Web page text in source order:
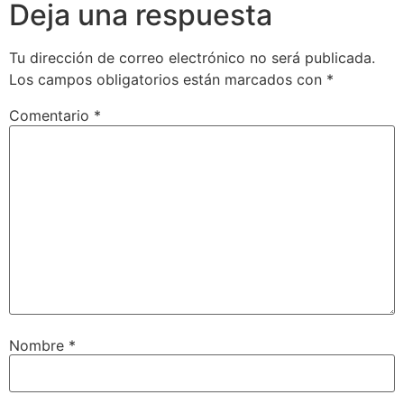
Deja una respuesta
Tu dirección de correo electrónico no será publicada.
Los campos obligatorios están marcados con *
Comentario *
Nombre *